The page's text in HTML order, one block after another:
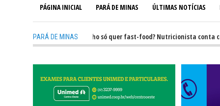
PÁGINA INICIAL PARÁ DE MINAS ÚLTIMAS NOTÍCIAS
PARÁ DE MINAS
GRNEWS TV: Seu filho só quer fast-food? Nutricionista conta como